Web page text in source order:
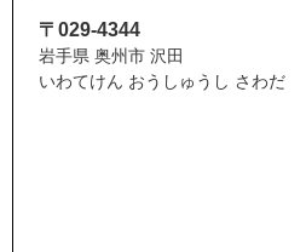
〒029-4344
岩手県 奥州市 沢田
いわてけん おうしゅうし さわだ